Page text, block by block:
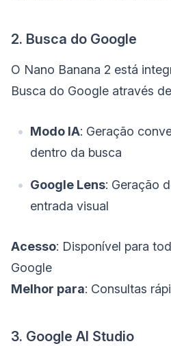
2. Busca do Google
O Nano Banana 2 está
Busca do Google através
Modo IA: Geração
dentro da busca
Google Lens: Geração
entrada visual
Acesso: Disponível para
Google
Melhor para: Consultas
3. Google AI Studio